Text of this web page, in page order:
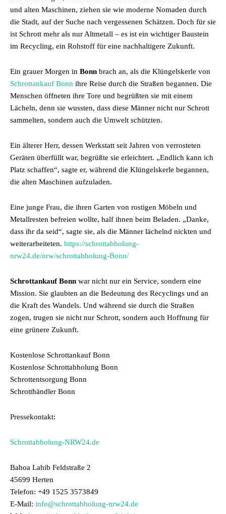
und alten Maschinen, ziehen sie wie moderne Nomaden durch
die Stadt, auf der Suche nach vergessenen Schätzen. Doch für sie
ist Schrott mehr als nur Altmetall – es ist ein wichtiger Baustein
im Recycling, ein Rohstoff für eine nachhaltigere Zukunft.
Ein grauer Morgen in Bonn brach an, als die Klüngelskerle von
Schrottankauf Bonn ihre Reise durch die Straßen begannen. Die
Menschen öffneten ihre Tore und begrüßten sie mit einem
Lächeln, denn sie wussten, dass diese Männer nicht nur Schrott
sammelten, sondern auch die Umwelt schützten.
Ein älterer Herr, dessen Werkstatt seit Jahren von verrosteten
Geräten überfüllt war, begrüßte sie erleichtert. „Endlich kann ich
Platz schaffen“, sagte er, während die Klüngelskerle begannen,
die alten Maschinen aufzuladen.
Eine junge Frau, die ihren Garten von rostigen Möbeln und
Metallresten befreien wollte, half ihnen beim Beladen. „Danke,
dass ihr da seid“, sagte sie, als die Männer lächelnd nickten und
weiterarbeiteten. https://schrottabholung-
nrw24.de/nrw/schrottabholung-Bonn/
Schrottankauf Bonn war nicht nur ein Service, sondern eine
Mission. Sie glaubten an die Bedeutung des Recyclings und an
die Kraft des Wandels. Und während sie durch die Straßen
zogen, trugen sie nicht nur Schrott, sondern auch Hoffnung für
eine grünere Zukunft.
Kostenlose Schrottankauf Bonn
Kostenlose Schrottabholung Bonn
Schrottentsorgung Bonn
Schrotthändler Bonn
Pressekontakt:
Schrottabholung-NRW24.de
Bahoa Lahib Feldstraße 2
45699 Herten
Telefon: +49 1525 3573849
E-Mail: info@schrottabholung-nrw24.de